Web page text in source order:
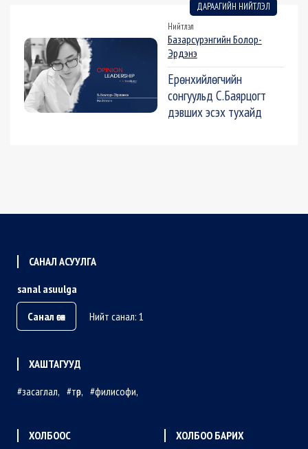
ДАРААГИЙН НИЙТЛЭЛ
Нийтлэл
Базарсүрэнгийн Болор-
Эрдэнэ
Ерөнхийлөгчийн
сонгуульд С.Баярцогт
дэвших эсэх тухайд
САНАЛ АСУУЛГА
sanal asuulga
Санал өгөх
Нийт санал: 1
ХАШТАГУУД
засаглал
төр филисофи
ХОЛБООС ХОЛБОО БАРИХ